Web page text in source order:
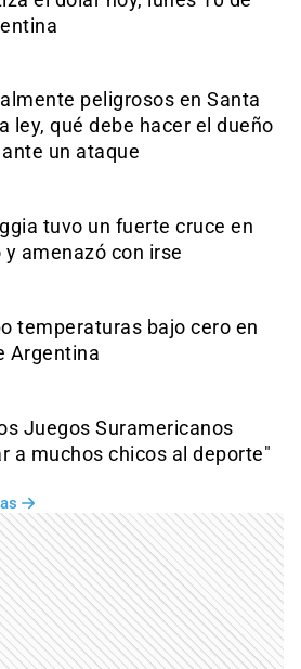
peligrosos en Santa
ley, qué debe hacer el dueño
un ataque
tuvo un fuerte cruce en
y amenazó con irse
temperaturas bajo cero en
Argentina
Juegos Suramericanos
a muchos chicos al deporte"